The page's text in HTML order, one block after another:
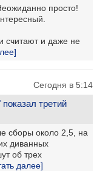
просто!
считают и даже не
Сегодня в 5:14
третий
сборы около 2,5, на
диванных
об трех
далее]